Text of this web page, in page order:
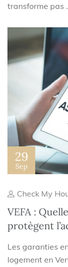
transforme pas
29
Sep
Check My
VEFA :
protègent
Les garanties
logement en